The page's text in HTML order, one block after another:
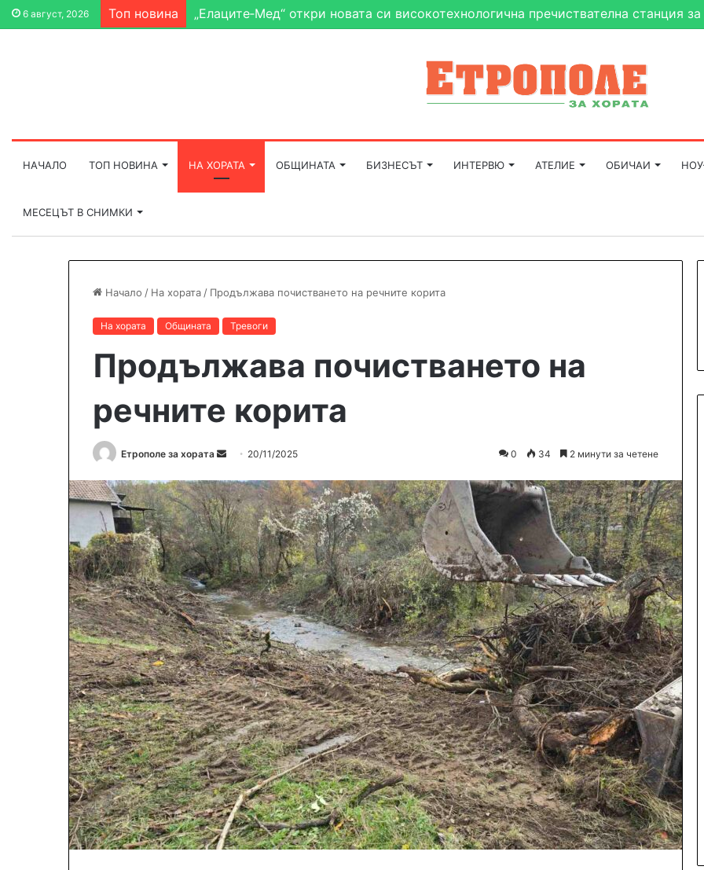
6 август, 2026 Топ новина „Елаците‑Мед“ откри новата си високотехнологична пречиствателна станция
НАЧАЛО ТОП НОВИНА НА ХОРАТА ОБЩИНАТА БИЗНЕСЪТ ИНТЕРВЮ АТЕЛИЕ ОБИЧАИ
МЕСЕЦЪТ В СНИМКИ
Начало / На хората / Продължава почистването на речните корита
На хората Общината Тревоги
Продължава почистването на
речните корита
Етрополе за хората
n
d
a
n
e
m
a
i
l
20/11/2025 0 34 2 минути за четене